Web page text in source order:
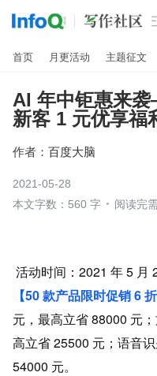
首页 月更活动 主题征文
AI 年中钜惠来
新客 1 元优享福
作者： 百度大脑
2021-05-28
本文字数：560 字
阅读完
活动时间：2021 年 5 月
【50 款产品限时促销 6
元，最高立省 88000 元
高立省 25500 元；语音
54000 元。